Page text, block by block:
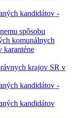
kandidátov -
spôsobu
komunálnych
karanténe
krajov SR v
kandidátov -
kandidátov